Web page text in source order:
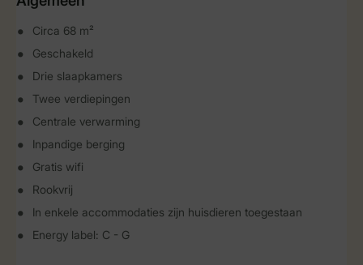
Circa 68 m²
Geschakeld
Drie slaapkamers
Twee verdiepingen
Centrale verwarming
Inpandige berging
Gratis wifi
Rookvrij
In enkele accommodaties zijn huisdieren toegestaan
Energy label: C - G